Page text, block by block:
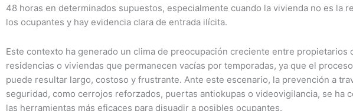
48 horas en determinados supuestos, especialmente cuando la vivienda no es la
los ocupantes y hay evidencia clara de entrada ilícita.
Este contexto ha generado un clima de preocupación creciente entre propietarios
residencias o viviendas que permanecen vacías por temporadas, ya que el
puede resultar largo, costoso y frustrante. Ante este escenario, la prevención a
seguridad, como cerrojos reforzados, puertas antiokupas o videovigilancia, se ha
las herramientas más eficaces para disuadir a posibles ocupantes.